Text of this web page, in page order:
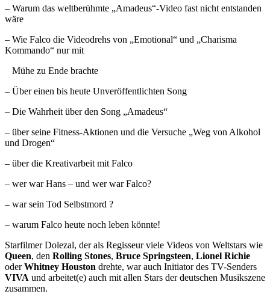
– Warum das weltberühmte „Amadeus“-Video fast nicht entstanden
wäre
– Wie Falco die Videodrehs von „Emotional“ und „Charisma
Kommando“ nur mit
Mühe zu Ende brachte
– Über einen bis heute Unveröffentlichten Song
– Die Wahrheit über den Song „Amadeus“
– über seine Fitness-Aktionen und die Versuche „Weg von Alkohol
und Drogen“
– über die Kreativarbeit mit Falco
– wer war Hans – und wer war Falco?
– war sein Tod Selbstmord ?
– warum Falco heute noch leben könnte!
Starfilmer Dolezal, der als Regisseur viele Videos von Weltstars wie
Queen, den Rolling Stones, Bruce Springsteen, Lionel Richie
oderWhitney Houston drehte, war auch Initiator des TV-Senders
VIVA und arbeitet(e) auch mit allen Stars der deutschen Musikszene
zusammen.